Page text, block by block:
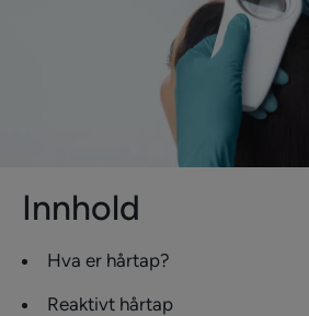
Innhold
Hva er hårtap?
Reaktivt hårtap